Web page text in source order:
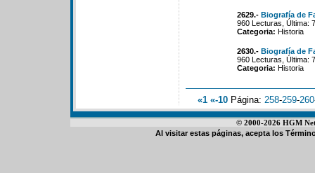
2629.- Biografía de
960 Lecturas, Última:
Categoria: Historia
2630.- Biografía de
960 Lecturas, Última:
Categoria: Historia
«1 «-10 Página: 258-259-260
© 2000-2026 HGM
Al visitar estas páginas, acepta los